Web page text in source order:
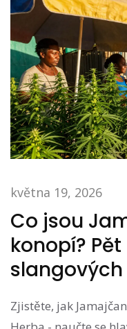
května 19, 2026
Co jsou
konopí?
slangových
Zjistěte, jak